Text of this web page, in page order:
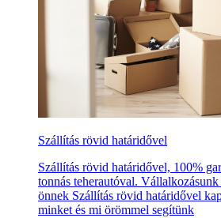
Szállítás rövid határidővel
Szállítás rövid határidővel, 100%
tonnás teherautóval.
önnek Szállítás rövid határidővel
minket és mi örömmel segítünk